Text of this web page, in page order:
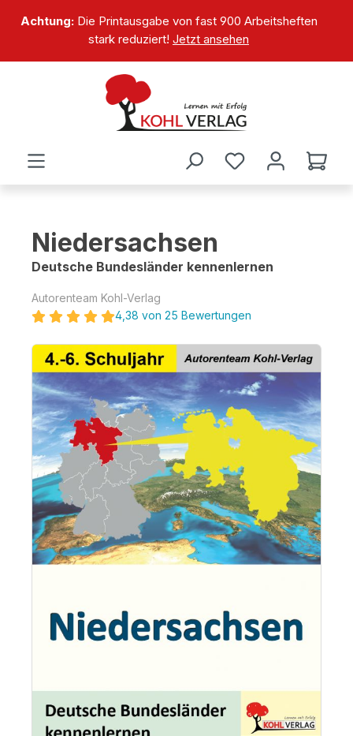
springen
Achtung:Die Printausgabe von fast 900 Arbeitsheften
stark reduziert! Jetzt ansehen
Niedersachsen
Deutsche Bundesländer kennenlernen
Autorenteam Kohl-Verlag
4,38 von 25 Bewertungen
Bildergalerie überspringen